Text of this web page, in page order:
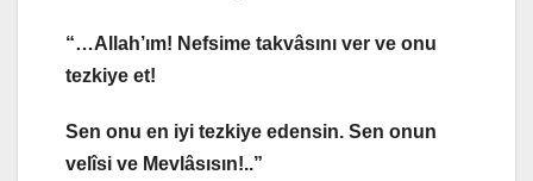
“…Allah’ım! Nefsime takvâsını ver ve onu
tezkiye et!
Sen onu en iyi tezkiye edensin. Sen onun
velîsi ve Mevlâsısın!..”